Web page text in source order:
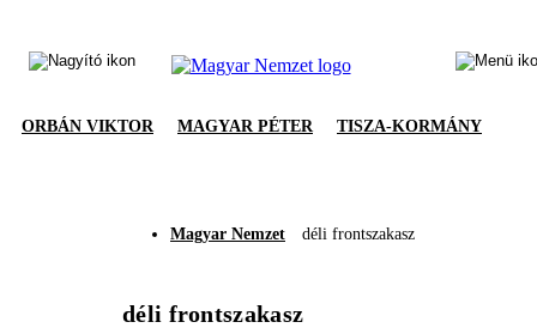
ORBÁN VIKTOR MAGYAR PÉTER TISZA-KORMÁNY
Magyar Nemzet déli frontszakasz
déli frontszakasz